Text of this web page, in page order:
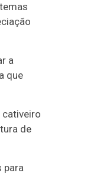
a
que
cativeiro
de
para